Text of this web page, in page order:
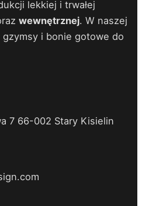
lekkiej i trwałej
wewnętrznej. W naszej
i bonie gotowe do
7 66-002 Stary Kisielin